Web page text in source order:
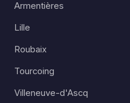
Armentières
Lille
Roubaix
Tourcoing
Villeneuve-d'Ascq